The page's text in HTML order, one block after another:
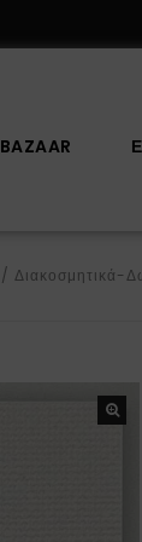
BAZAAR
/ Διακοσμητικά-